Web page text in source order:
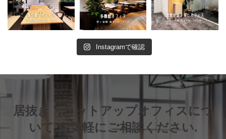
Instagramで確認
居抜き・セットアップオフィスにつ
いて お気軽にご相談ください.